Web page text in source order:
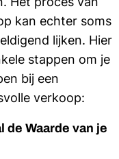
kan echter soms
lijken. Hier
stappen om je
bij een
verkoop:
de Waarde van je